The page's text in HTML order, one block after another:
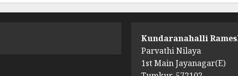
Kundaranahalli
Parvathi Nilaya
1st Main Jayanagar(E)